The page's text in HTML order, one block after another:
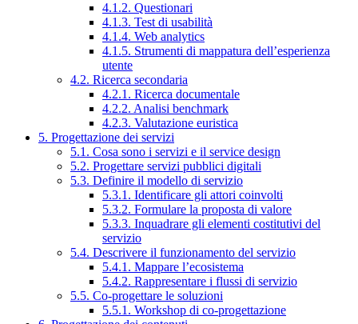
4.1.2. Questionari
4.1.3. Test di usabilità
4.1.4. Web analytics
4.1.5. Strumenti di mappatura dell’esperienza
utente
4.2. Ricerca secondaria
4.2.1. Ricerca documentale
4.2.2. Analisi benchmark
4.2.3. Valutazione euristica
5. Progettazione dei servizi
5.1. Cosa sono i servizi e il service design
5.2. Progettare servizi pubblici digitali
5.3. Definire il modello di servizio
5.3.1. Identificare gli attori coinvolti
5.3.2. Formulare la proposta di valore
5.3.3. Inquadrare gli elementi costitutivi del
servizio
5.4. Descrivere il funzionamento del servizio
5.4.1. Mappare l’ecosistema
5.4.2. Rappresentare i flussi di servizio
5.5. Co-progettare le soluzioni
5.5.1. Workshop di co-progettazione